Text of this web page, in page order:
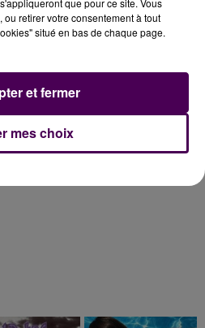
au casting The Voice & The Voice
du Centre Val de Loire envoyé en
retirer votre consentement à tout
situé en bas de chaque page.
mes choix
et fermer